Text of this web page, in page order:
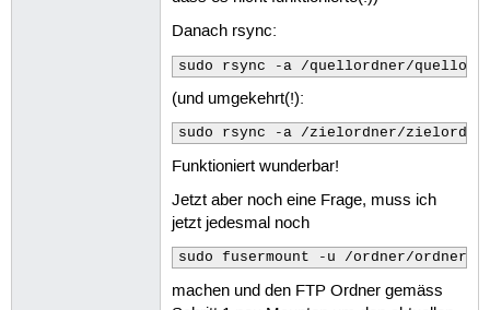
Danach rsync:
sudo rsync -a /quellordner/
(und umgekehrt(!):
sudo rsync -a /zielordner/
Funktioniert wunderbar!
Jetzt aber noch eine Frage, muss ich
jetzt jedesmal noch
sudo fusermount -u /ordner/ordner
machen und den FTP Ordner gemäss